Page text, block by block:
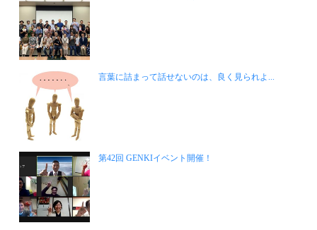
言葉に詰まって話せないのは、良く見られよ...
第42回 GENKIイベント開催！